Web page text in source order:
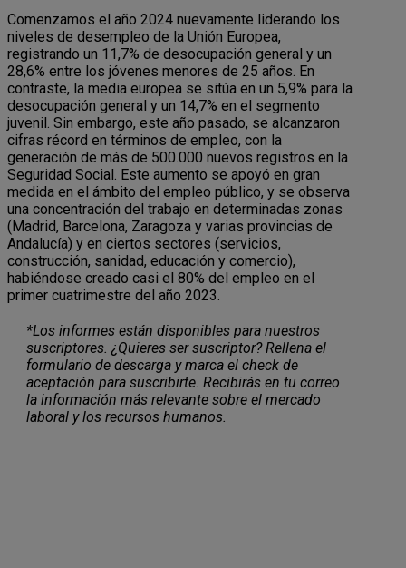
Comenzamos el año 2024 nuevamente liderando los
niveles de desempleo de la Unión Europea,
registrando un 11,7% de desocupación general y un
28,6% entre los jóvenes menores de 25 años. En
contraste, la media europea se sitúa en un 5,9% para la
desocupación general y un 14,7% en el segmento
juvenil. Sin embargo, este año pasado, se alcanzaron
cifras récord en términos de empleo, con la
generación de más de 500.000 nuevos registros en la
Seguridad Social. Este aumento se apoyó en gran
medida en el ámbito del empleo público, y se observa
una concentración del trabajo en determinadas zonas
(Madrid, Barcelona, Zaragoza y varias provincias de
Andalucía) y en ciertos sectores (servicios,
construcción, sanidad, educación y comercio),
habiéndose creado casi el 80% del empleo en el
primer cuatrimestre del año 2023.
*Los informes están disponibles para nuestros
suscriptores. ¿Quieres ser suscriptor? Rellena el
formulario de descarga y marca el check de
aceptación para suscribirte. Recibirás en tu correo
la información más relevante sobre el mercado
laboral y los recursos humanos.